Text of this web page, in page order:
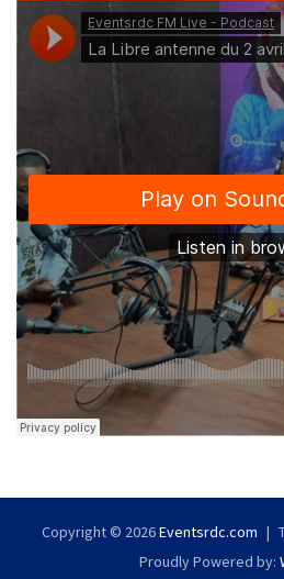
Copyright © 2026Eventsrdc.com
Proudly Powered by: